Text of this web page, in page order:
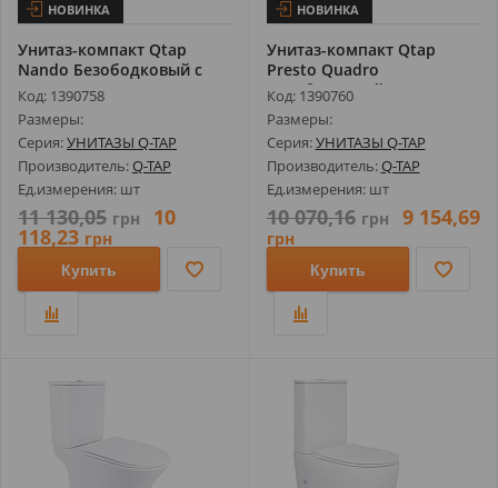
НОВИНКА
Унитаз-компакт Qtap
Nando Безободковый с
Сиденьем So...
Код: 1390758
Размеры:
Серия:УНИТАЗЫ Q-TAP
Производитель:Q-TAP
Ед.измерения: шт
11 130,05 грн 10
118,23 грн
Купить
НОВИНКА
Унитаз-компакт Qtap
Presto Quadro
Безободковый с Сид...
Код: 1390760
Размеры:
Серия:УНИТАЗЫ Q-TAP
Производитель:Q-TAP
Ед.измерения: шт
10 070,16 грн 9 154,69
грн
Купить